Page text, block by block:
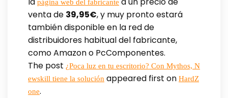
página web del fabricante
venta de 39,95€, y muy pronto estará
también disponible en la red de
distribuidores habitual del fabricante,
como Amazon o PcComponentes.
The post ¿Poca luz en tu escritorio? Con Mythos, N
ewskill tiene la solución appeared first on HardZ
one.